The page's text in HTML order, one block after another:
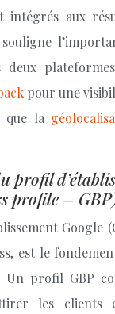
intégrés aux
deux
pour une
que la
profil
profile –
Google
est le
Un profil GBP
les clients